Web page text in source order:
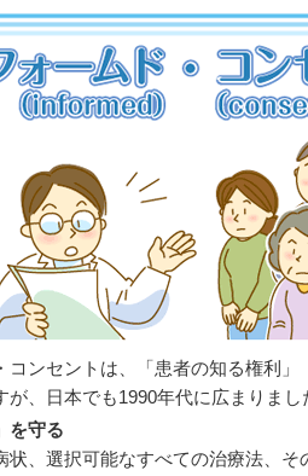
コンセントは、「患者の知る権利
が、日本でも1990年代に広まりまし
を守る
、選択可能なすべての治療法、そ